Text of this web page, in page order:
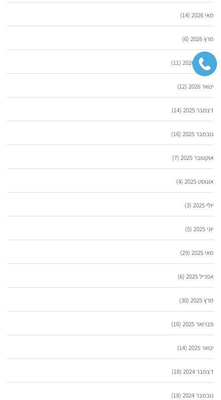
מאי 2026 (14)
מרץ 2026 (6)
פברואר 2026 (11)
ינואר 2026 (12)
דצמבר 2025 (14)
נובמבר 2025 (16)
אוקטובר 2025 (7)
אוגוסט 2025 (4)
יולי 2025 (3)
יוני 2025 (5)
מאי 2025 (29)
אפריל 2025 (6)
מרץ 2025 (30)
פברואר 2025 (16)
ינואר 2025 (14)
דצמבר 2024 (18)
נובמבר 2024 (18)